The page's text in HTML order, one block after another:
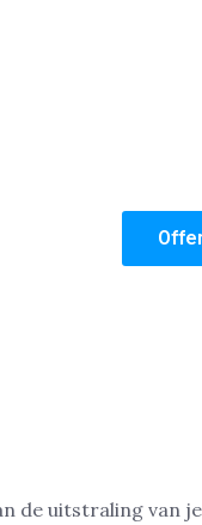
de uitstraling van je